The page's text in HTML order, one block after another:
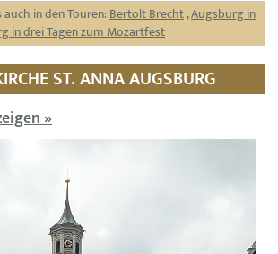
in den Touren:Bertolt Brecht,Augsburg in
in drei Tagen zum Mozartfest
ST. ANNA AUGSBURG
»